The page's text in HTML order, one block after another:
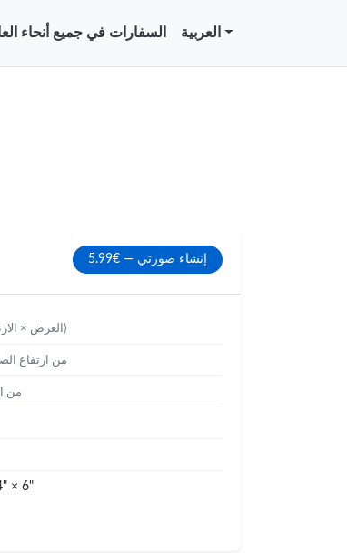
السفارات في جميع أنحاء العربية
إنشاء صورتي — €5.99
(العرض × الارتفاع)
من ارتفاع
من
× 6"